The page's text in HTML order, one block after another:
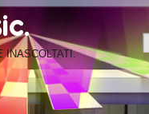
INASCOLTATI.